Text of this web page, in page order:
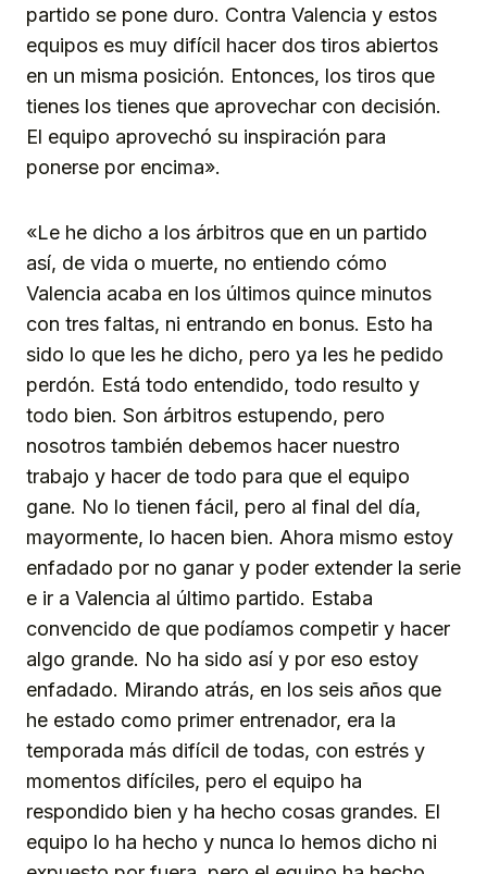
partido se pone duro. Contra Valencia y estos
equipos es muy difícil hacer dos tiros abiertos
en un misma posición. Entonces, los tiros que
tienes los tienes que aprovechar con decisión.
El equipo aprovechó su inspiración para
ponerse por encima».
«Le he dicho a los árbitros que en un partido
así, de vida o muerte, no entiendo cómo
Valencia acaba en los últimos quince minutos
con tres faltas, ni entrando en bonus. Esto ha
sido lo que les he dicho, pero ya les he pedido
perdón. Está todo entendido, todo resulto y
todo bien. Son árbitros estupendo, pero
nosotros también debemos hacer nuestro
trabajo y hacer de todo para que el equipo
gane. No lo tienen fácil, pero al final del día,
mayormente, lo hacen bien. Ahora mismo estoy
enfadado por no ganar y poder extender la serie
e ir a Valencia al último partido. Estaba
convencido de que podíamos competir y hacer
algo grande. No ha sido así y por eso estoy
enfadado. Mirando atrás, en los seis años que
he estado como primer entrenador, era la
temporada más difícil de todas, con estrés y
momentos difíciles, pero el equipo ha
respondido bien y ha hecho cosas grandes. El
equipo lo ha hecho y nunca lo hemos dicho ni